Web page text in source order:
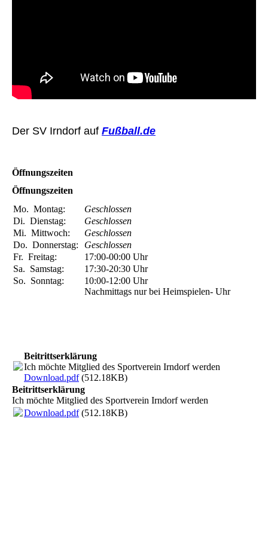
Der SV Irndorf auf Fußball.de
Öffnungszeiten
Öffnungszeiten
Mo. Montag:
Geschlossen
Di. Dienstag:
Geschlossen
Mi. Mittwoch:
Geschlossen
Do. Donnerstag:
Geschlossen
Fr. Freitag: 17:00-00:00 Uhr
Sa. Samstag: 17:30-20:30 Uhr
So. Sonntag: 10:00-12:00 Uhr
Nachmittags nur bei Heimspielen- Uhr
Beitrittserklärung
Ich möchte Mitglied des Sportverein Irndorf werden
Download.pdf(512.18KB)
Beitrittserklärung
Ich möchte Mitglied des Sportverein Irndorf werden
Download.pdf(512.18KB)